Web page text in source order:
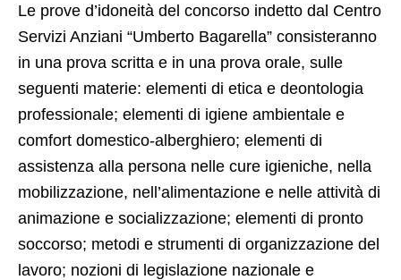
Le prove d’idoneità del concorso indetto dal Centro
Servizi Anziani “Umberto Bagarella” consisteranno
in una prova scritta e in una prova orale, sulle
seguenti materie: elementi di etica e deontologia
professionale; elementi di igiene ambientale e
comfort domestico-alberghiero; elementi di
assistenza alla persona nelle cure igieniche, nella
mobilizzazione, nell’alimentazione e nelle attività di
animazione e socializzazione; elementi di pronto
soccorso; metodi e strumenti di organizzazione del
lavoro; nozioni di legislazione nazionale e